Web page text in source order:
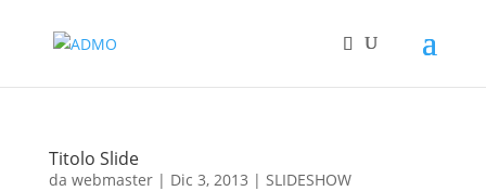
Titolo Slide
da webmaster| Dic 3, 2013 | SLIDESHOW